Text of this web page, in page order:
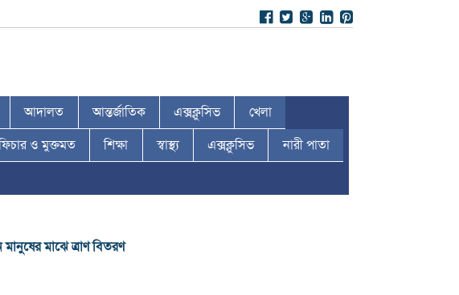
আদালত আন্তর্জাতিক এক্সক্লুসিভ খেলা
ও মুক্তমত শিক্ষা স্বাস্থ্য এক্সক্লুসিভ নারী পাতা
মাঝে ত্রাণ বিতরণ